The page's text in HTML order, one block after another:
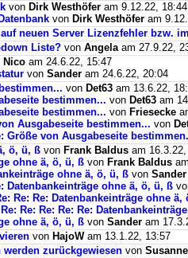
von Dirk Westhöfer am 9.12.22, 18:44
von Dirk Westhöfer am
neuen Server Lizenzfehler bzw.
Liste? von Angela am 27.9.22,
Nico am 24.6.22, 15:47
von Sander am 24.6.22, 20:04
von Det63 am 13.6.22,
bestimmen... von Det63 am
bestimmen... von Friesecke
Ausgabeseite bestimmen... von
Größe von Ausgabeseite
ö, ü, ß von Frank Baldus am
ohne ä, ö, ü, ß von Frank Baldus
ohne ä, ö, ü, ß von Sander
Datenbankeinträge ohne ä, ö, ü, ß
Re: Re: Datenbankeinträge ohne ä,
Re: Re: Re: Re: Re:
ohne ä, ö, ü, ß von Sander am
von HajoWam 13.1.22, 13:57
zurückgewiesen von Susanne